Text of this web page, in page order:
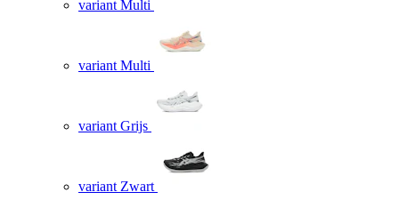
variant Multi
variant Multi
variant Grijs
variant Zwart